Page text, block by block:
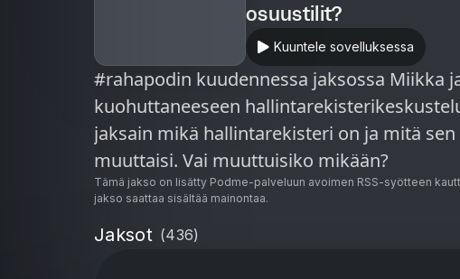
osuustilit?
Kuuntele sovelluksessa
#rahapodin kuudennessa jaksossa Miikka
kuohuttaneeseen
jaksain mikä hallintarekisteri on ja mitä
muuttaisi. Vai muuttuisiko mikään?
Tämä jakso on lisätty Podme-palveluun avoimen RSS-syötteen
jakso saattaa sisältää mainontaa.
Jaksot (436)